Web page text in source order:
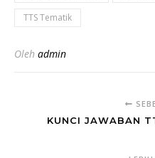
TTS Tematik
Oleh admin
KUNCI JAWABAN